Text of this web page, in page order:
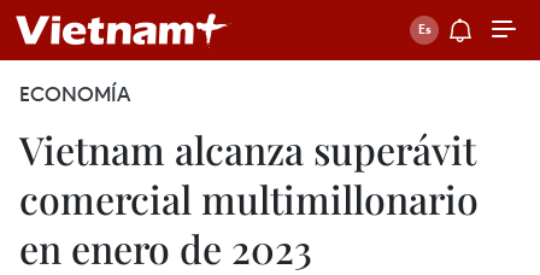
ECONOMÍA
Vietnam alcanza superávit
comercial multimillonario
en enero de 2023